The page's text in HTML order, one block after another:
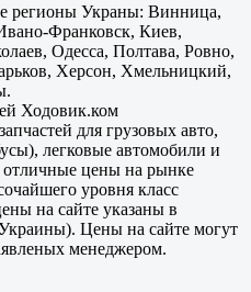
регионы Украны: Винница,
Франковск, Киев,
Одесса, Полтава, Ровно,
Херсон, Хмельницкий,
Ходовик.ком
для грузовых авто,
легковые автомобили и
цены на рынке
уровня класс
на сайте указаны в
Цены на сайте могут
менеджером.